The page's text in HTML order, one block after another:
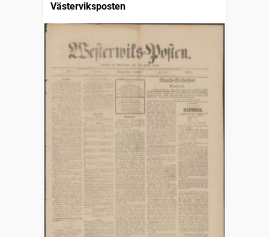
Västerviksposten